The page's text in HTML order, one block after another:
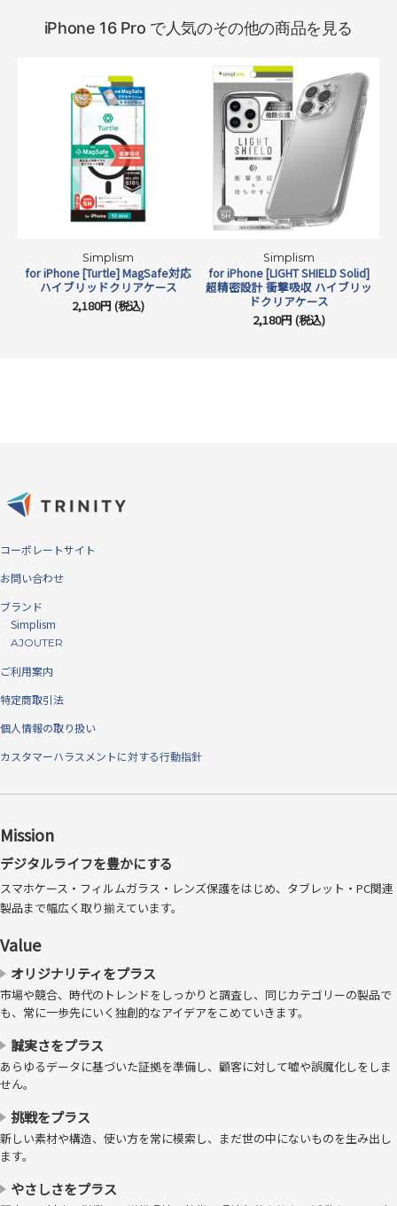
本製品はのぞき見防止ガラスでありながら、バーコード決済にも対応し
決済時は画面の明るさを最大に設定していただくことで、各種決済がご
利用いただけます。
日本メーカー、AGC社製の強化ガラ
ス採用
強化ガラスで圧倒的な実績を誇るAGC社製のソーダライム強化ガラスを
気泡ゼロの「バブルレス®」仕様
ディスプレイとガラスプロテクター/フィルムの間に埃が入ることが、
気泡が発生する原因です。シリコン吸着面に特殊加工を施すことによっ
て、微細な埃であれば巻き込んでしまうことにより気泡を発生させずに
貼り付けすることを可能にしました。
iPhone 16 Pro で人気のその他の商品を見る
Simplism
for iPhone [Turtle] MagSafe対応
ハイブリッドクリアケース
2,180円 (税込)
Simplism
for iPhone [LIGHT SHIELD Solid]
超精密設計 衝撃吸収 ハイブリッ
ドクリアケース
2,180円 (税込)
コーポレートサイト
お問い合わせ
ブランド
Simplism
AJOUTER
ご利用案内
特定商取引法
個人情報の取り扱い
カスタマーハラスメントに対する行動指針
Mission
デジタルライフを豊かにする
スマホケース・フィルムガラス・レンズ保護をはじめ、タブレット・PC関連
製品まで幅広く取り揃えています。
Value
オリジナリティをプラス
市場や競合、時代のトレンドをしっかりと調査し、同じカテゴリーの製品で
も、常に一歩先にいく独創的なアイデアをこめていきます。
誠実さをプラス
あらゆるデータに基づいた証拠を準備し、顧客に対して嘘や誤魔化しをしま
せん。
挑戦をプラス
新しい素材や構造、使い方を常に模索し、まだ世の中にないものを生み出し
ます。
やさしさをプラス